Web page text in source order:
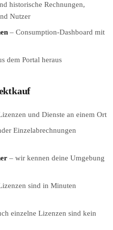
historische Rechnungen,
Nutzer
– Consumption-Dashboard mit
dem Portal heraus
und Dienste an einem Ort
Einzelabrechnungen
– wir kennen deine Umgebung
sind in Minuten
einzelne Lizenzen sind kein